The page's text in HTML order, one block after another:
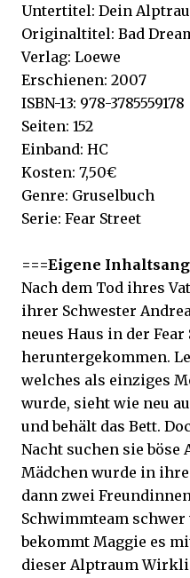
Untertitel: Dein
Originaltitel: Bad
Verlag: Loewe
Erschienen: 2007
ISBN-13: 978-3785559178
Seiten: 152
Einband: HC
Kosten: 7,50€
Genre: Gruselbuch
Serie: Fear Street
===Eigene
Nach dem Tod ihres
ihrer Schwester
neues Haus in der
heruntergekommen.
welches als einziges
wurde, sieht wie neu
und behält das Bett.
Nacht suchen sie böse
Mädchen wurde in
dann zwei
Schwimmteam
bekommt Maggie es
dieser Alptraum